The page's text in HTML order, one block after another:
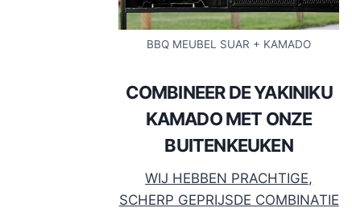
BBQ MEUBEL SUAR + KAMADO
COMBINEER DE YAKINIKU
KAMADO MET ONZE
BUITENKEUKEN
WIJ HEBBEN PRACHTIGE,
SCHERP GEPRIJSDE COMBINATIE